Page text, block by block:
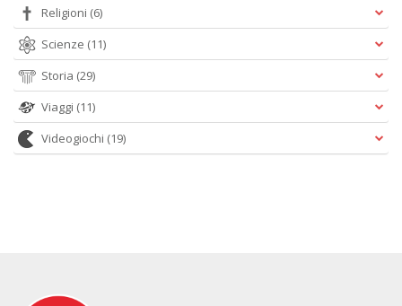
Religioni (6)
Scienze (11)
Storia (29)
Viaggi (11)
Videogiochi (19)